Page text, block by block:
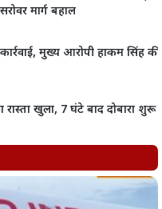
मार्ग बहाल
मुख्य आरोपी हाकम सिंह की
खुला, 7 घंटे बाद दोबारा शुरू